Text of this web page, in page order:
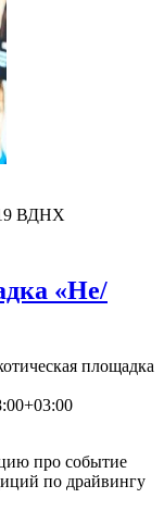
ВДНХ
«Не/
площадка
про событие
по драйвингу